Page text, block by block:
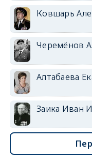
Ковшарь
Черемёнов
Алтабаева
Заика Иван